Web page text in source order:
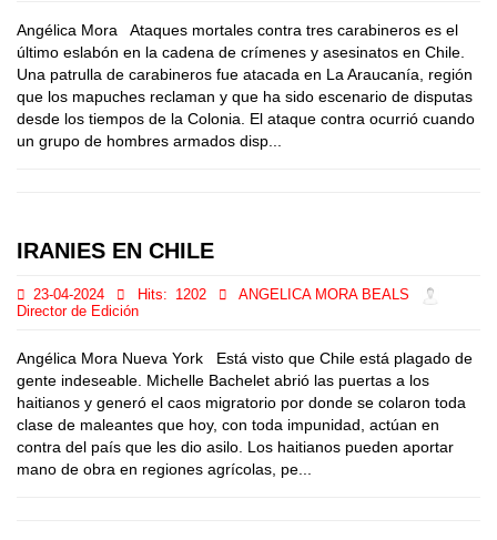
Angélica Mora Ataques mortales contra tres carabineros es el
último eslabón en la cadena de crímenes y asesinatos en Chile.
Una patrulla de carabineros fue atacada en La Araucanía, región
que los mapuches reclaman y que ha sido escenario de disputas
desde los tiempos de la Colonia. El ataque contra ocurrió cuando
un grupo de hombres armados disp...
IRANIES EN CHILE
23-04-2024 Hits: 1202
ANGELICA MORA BEALS
Director de Edición
Angélica Mora Nueva York Está visto que Chile está plagado de
gente indeseable. Michelle Bachelet abrió las puertas a los
haitianos y generó el caos migratorio por donde se colaron toda
clase de maleantes que hoy, con toda impunidad, actúan en
contra del país que les dio asilo. Los haitianos pueden aportar
mano de obra en regiones agrícolas, pe...